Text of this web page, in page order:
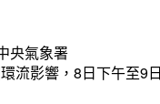
央氣象署
流影響，8日下午至9